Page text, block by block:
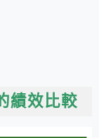
績效比較